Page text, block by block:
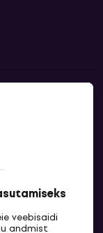
veebisaidi
andmist